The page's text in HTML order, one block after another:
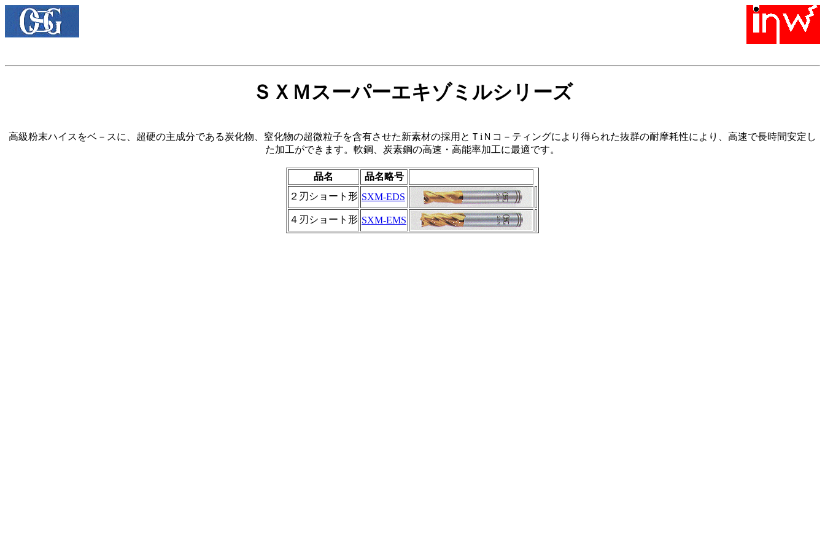
ＳＸＭスーパーエキゾミルシリーズ
高級粉末ハイスをベ－スに、超硬の主成分である炭化物、窒化物の超微粒子を含有させた新素材の採用とＴiＮコ－ティングにより得られた抜群の耐摩耗性により、高速で長時間安定し
た加工ができます。軟鋼、炭素鋼の高速・高能率加工に最適です。
品名
品名略号
２刃ショート形 SXM-EDS
４刃ショート形 SXM-EMS